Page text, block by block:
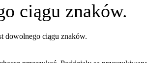
ciągu znaków.
dowolnego ciągu znaków.